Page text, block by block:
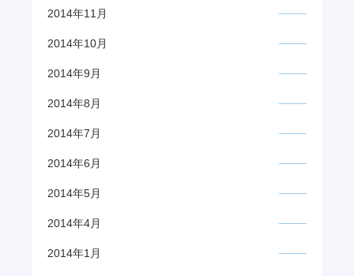
2014年11月
2014年10月
2014年9月
2014年8月
2014年7月
2014年6月
2014年5月
2014年4月
2014年1月